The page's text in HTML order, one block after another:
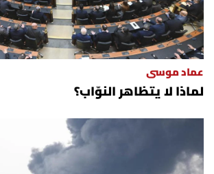
عماد موسى
لماذا لا يتظاهر النوّاب؟